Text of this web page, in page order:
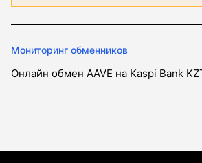
Мониторинг обменников
Онлайн обмен AAVE на Kaspi Bank